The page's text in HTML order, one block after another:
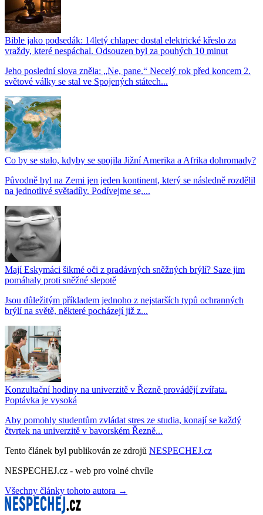
Bible jako podsedák: 14letý chlapec dostal elektrické křeslo za
vraždy, které nespáchal. Odsouzen byl za pouhých 10 minut
Jeho poslední slova zněla: „Ne, pane.“ Necelý rok před koncem 2.
světové války se stal ve Spojených státech...
Co by se stalo, kdyby se spojila Jižní Amerika a Afrika dohromady?
Původně byl na Zemi jen jeden kontinent, který se následně rozdělil
na jednotlivé světadíly. Podívejme se,...
Mají Eskymáci šikmé oči z pradávných sněžných brýlí? Saze jim
pomáhaly proti sněžné slepotě
Jsou důležitým příkladem jednoho z nejstarších typů ochranných
brýlí na světě, některé pocházejí již z...
Konzultační hodiny na univerzitě v Řezně provádějí zvířata.
Poptávka je vysoká
Aby pomohly studentům zvládat stres ze studia, konají se každý
čtvrtek na univerzitě v bavorském Řezně...
Tento článek byl publikován ze zdrojů NESPECHEJ.cz
NESPECHEJ.cz - web pro volné chvíle
Všechny články tohoto autora →